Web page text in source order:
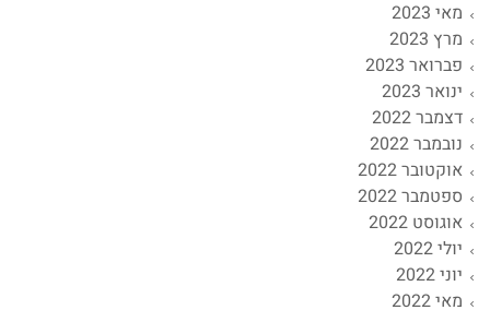
מאי 2023
מרץ 2023
פברואר 2023
ינואר 2023
דצמבר 2022
נובמבר 2022
אוקטובר 2022
ספטמבר 2022
אוגוסט 2022
יולי 2022
יוני 2022
מאי 2022